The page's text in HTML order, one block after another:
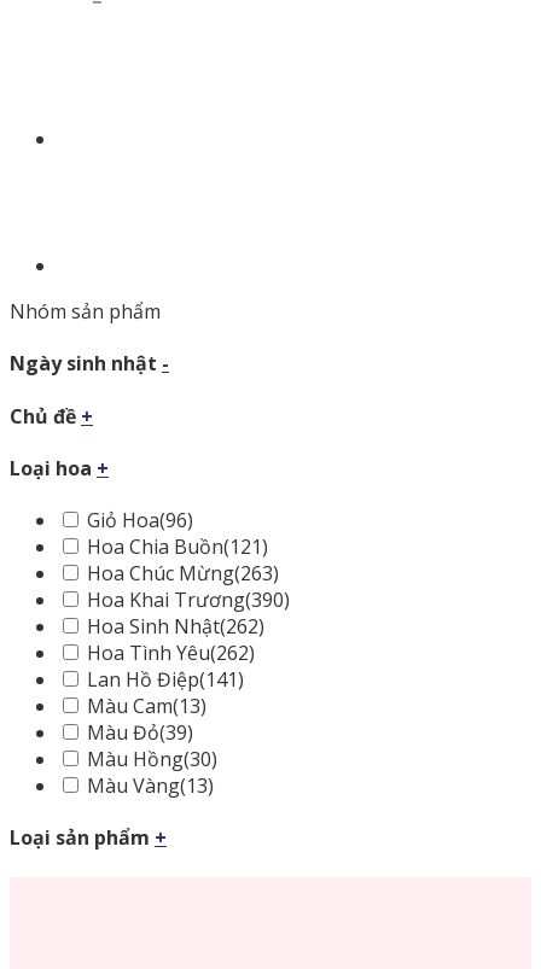
Nhóm sản phẩm
Ngày sinh nhật -
Chủ đề +
Loại hoa +
Giỏ Hoa(96)
Hoa Chia Buồn(121)
Hoa Chúc Mừng(263)
Hoa Khai Trương(390)
Hoa Sinh Nhật(262)
Hoa Tình Yêu(262)
Lan Hồ Điệp(141)
Màu Cam(13)
Màu Đỏ(39)
Màu Hồng(30)
Màu Vàng(13)
Loại sản phẩm +